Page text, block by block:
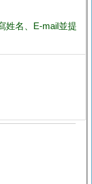
姓名、E-mail並提